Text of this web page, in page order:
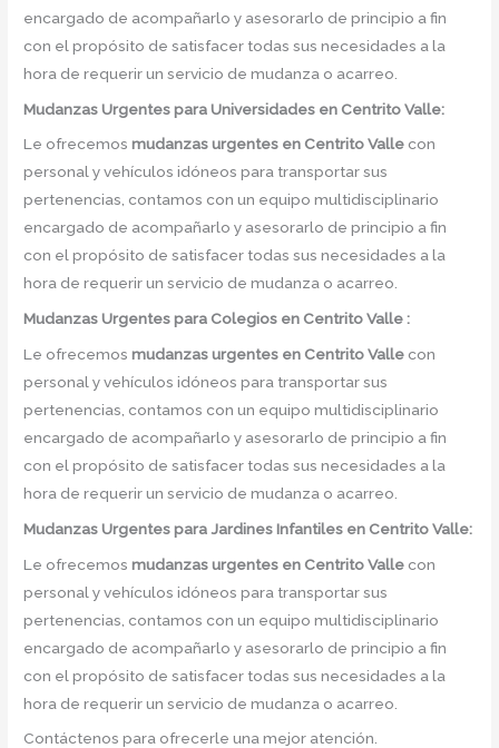
encargado de acompañarlo y asesorarlo de principio a fin
con el propósito de satisfacer todas sus necesidades a la
hora de requerir un servicio de mudanza o acarreo.
Mudanzas Urgentes para Universidades en Centrito Valle:
Le ofrecemosmudanzas urgentes en Centrito Valle con
personal y vehículos idóneos para transportar sus
pertenencias, contamos con un equipo multidisciplinario
encargado de acompañarlo y asesorarlo de principio a fin
con el propósito de satisfacer todas sus necesidades a la
hora de requerir un servicio de mudanza o acarreo.
Mudanzas Urgentes para Colegios en Centrito Valle :
Le ofrecemosmudanzas urgentes en Centrito Valle con
personal y vehículos idóneos para transportar sus
pertenencias, contamos con un equipo multidisciplinario
encargado de acompañarlo y asesorarlo de principio a fin
con el propósito de satisfacer todas sus necesidades a la
hora de requerir un servicio de mudanza o acarreo.
Mudanzas Urgentes para Jardines Infantiles en Centrito Valle:
Le ofrecemosmudanzas urgentes en Centrito Valle con
personal y vehículos idóneos para transportar sus
pertenencias, contamos con un equipo multidisciplinario
encargado de acompañarlo y asesorarlo de principio a fin
con el propósito de satisfacer todas sus necesidades a la
hora de requerir un servicio de mudanza o acarreo.
Contáctenos para ofrecerle una mejor atención.